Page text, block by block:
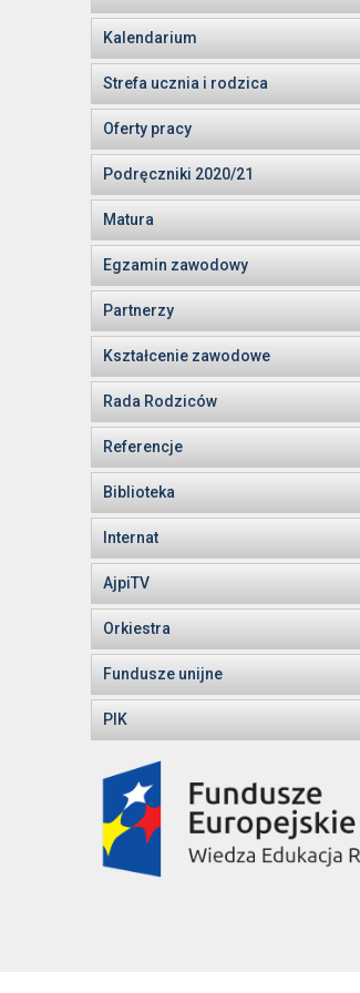
Kalendarium
Strefa ucznia i rodzica
Oferty pracy
Podręczniki 2020/21
Matura
Egzamin zawodowy
Partnerzy
Kształcenie zawodowe
Rada Rodziców
Referencje
Biblioteka
Internat
AjpiTV
Orkiestra
Fundusze unijne
PIK